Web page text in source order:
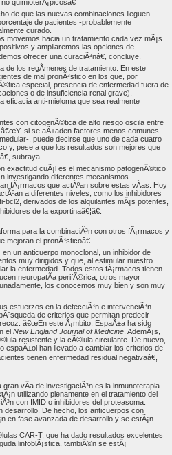
quimioterÃ¡picosâ€
de que las nuevas combinaciones lleguen
de pacientes -probablemente
curado.
movemos hacia un tratamiento cada vez mÃ¡s
y ampliaremos las opciones de
ofrecer una curaciÃ³nâ€, concluye.
de los regÃ­menes de tratamiento. En este
de mal pronÃ³stico en los que, por
especial, presencia de enfermedad fuera de
o de insuficiencia renal grave),
anti-mieloma que sea realmente
con citogenÃ©tica de alto riesgo oscila entre
si se aÃ±aden factores menos comunes -
, puede decirse que uno de cada cuatro
y, pese a que los resultados son mejores que
subraya.
exactitud cuÃ¡l es el mecanismo patogenÃ©tico
investigando diferentes mecanismos
fÃ¡rmacos que actÃºan sobre estas vÃ­as. Hoy
a diferentes niveles, como los inhibidores
derivados de los alquilantes mÃ¡s potentes,
de la exportinaâ€¦â€.
para la combinaciÃ³n con otros fÃ¡rmacos y
el pronÃ³sticoâ€
un anticuerpo monoclonal, un inhibidor de
muy dirigidos y que, al estimular nuestro
la enfermedad. Todos estos fÃ¡rmacos tienen
neuropatÃ­a perifÃ©rica, otros mayor
los conocemos muy bien y son muy
esfuerzos en la detecciÃ³n e intervenciÃ³n
de criterios que permitan predecir
â€œEn este Ã¡mbito, EspaÃ±a ha sido
el New England Journal of Medicine . AdemÃ¡s,
resistente y la cÃ©lula circulante. De nuevo,
espaÃ±ol han llevado a cambiar los criterios de
tienen enfermedad residual negativaâ€,
vÃ­a de investigaciÃ³n es la inmunoterapia.
utilizando plenamente en el tratamiento del
con IMID o inhibidores del proteasoma.
desarrollo. De hecho, los anticuerpos con
en fase avanzada de desarrollo y se estÃ¡n
CAR-T, que ha dado resultados excelentes
linfoblÃ¡stica, tambiÃ©n se estÃ¡